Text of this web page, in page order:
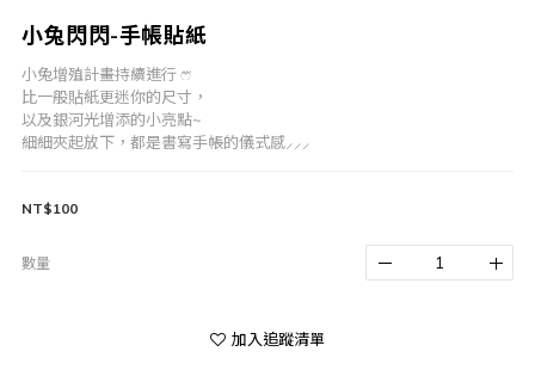
小兔閃閃-手帳貼紙
小兔增殖計畫持續進行 ෆ⃛
比一般貼紙更迷你的尺寸，
以及銀河光增添的小亮點~
細細夾起放下，都是書寫手帳的儀式感⸝⸝⸝
NT$100
數量
加入追蹤清單